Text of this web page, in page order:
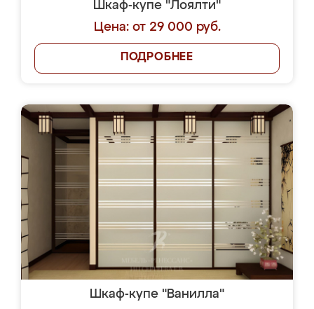
Шкаф-купе "Лоялти"
Цена: от 29 000 руб.
ПОДРОБНЕЕ
Шкаф-купе "Ванилла"